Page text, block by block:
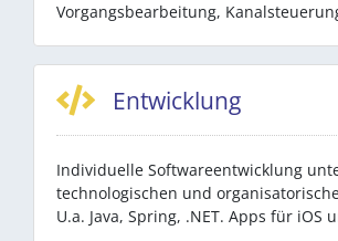
Vorgangsbearbeitung,
Entwicklung
Individuelle Softwareentwicklung
technologischen und
U.a. Java, Spring, .NET. Apps für iOS